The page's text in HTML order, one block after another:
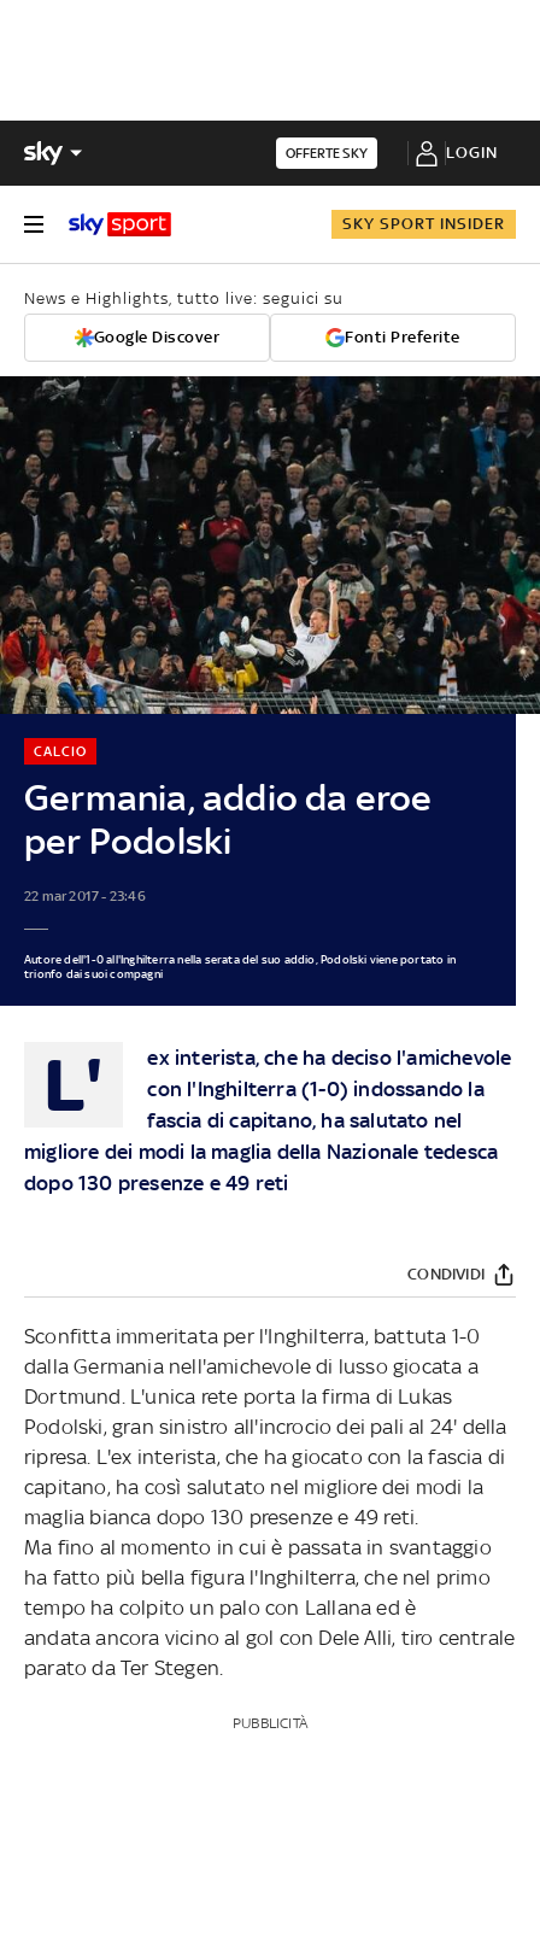
OFFERTE SKY LOGIN
SKY SPORT INSIDER
News e Highlights, tutto live: seguici su
Google Discover Fonti Preferite
Germania, addio da eroe
per Podolski
CALCIO
22 mar 2017 - 23:46
Autore dell'1-0 all'Inghilterra nella serata del suo addio, Podolski viene portato in
trionfo dai suoi compagni
L'
ex interista, che ha deciso l'amichevole
con l'Inghilterra (1-0) indossando la
fascia di capitano, ha salutato nel
migliore dei modi la maglia della Nazionale tedesca
dopo 130 presenze e 49 reti
CONDIVIDI
Sconfitta immeritata per l'Inghilterra, battuta 1-0
dalla Germania nell'amichevole di lusso giocata a
Dortmund. L'unica rete porta la firma di Lukas
Podolski, gran sinistro all'incrocio dei pali al 24' della
ripresa. L'ex interista, che ha giocato con la fascia di
capitano, ha così salutato nel migliore dei modi la
maglia bianca dopo 130 presenze e 49 reti.
Ma fino al momento in cui è passata in svantaggio
ha fatto più bella figura l'Inghilterra, che nel primo
tempo ha colpito un palo con Lallana ed è
andata ancora vicino al gol con Dele Alli, tiro centrale
parato da Ter Stegen.
PUBBLICITÀ